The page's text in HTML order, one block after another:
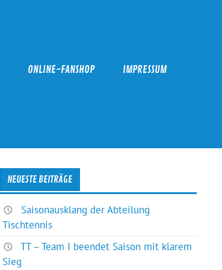
ONLINE-FANSHOP IMPRESSUM
NEUESTE BEITRÄGE
Saisonausklang der Abteilung
Tischtennis
TT – Team I beendet Saison mit klarem
Sieg